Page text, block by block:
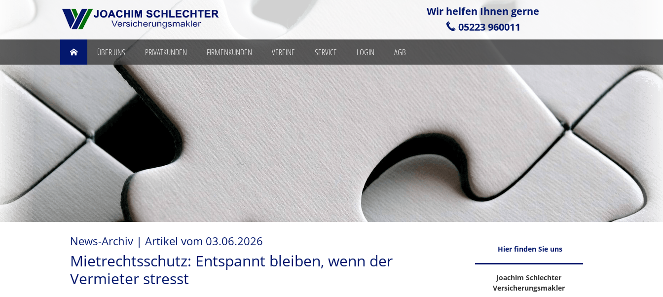
ÜBER UNS PRIVATKUNDEN FIRMENKUNDEN VEREINE SERVICE LOGIN AGB
Wir helfen Ihnen gerne
05223 960011
Hier finden Sie uns
Joachim Schlechter
Versicherungsmakler
News-Archiv | Artikel vom 03.06.2026
Mietrechtsschutz: Entspannt bleiben, wenn der
Vermieter stresst